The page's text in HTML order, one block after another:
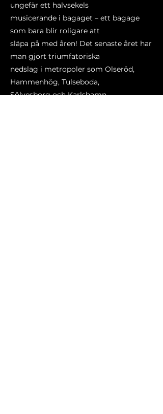
ungefär ett halvsekels
musicerande i bagaget – ett bagage
som bara blir roligare att
släpa på med åren! Det senaste året har
man gjort triumfatoriska
nedslag i metropoler som Olseröd,
Hammenhög, Tulseboda,
Sölvesborg och Karlshamn.